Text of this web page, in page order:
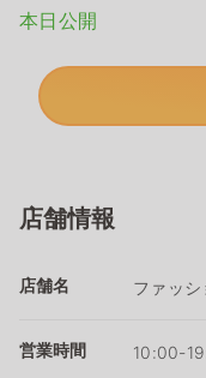
本日公開
店舗情報
店舗名 ファッ
営業時間 10:00-